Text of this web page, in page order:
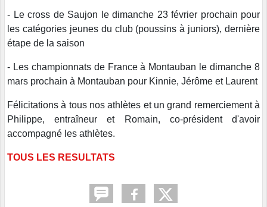
- Le cross de Saujon le dimanche 23 février prochain pour
les catégories jeunes du club (poussins à juniors), dernière
étape de la saison
- Les championnats de France à Montauban le dimanche 8
mars prochain à Montauban pour Kinnie, Jérôme et Laurent
Félicitations à tous nos athlètes et un grand remerciement à
Philippe, entraîneur et Romain, co-président d'avoir
accompagné les athlètes.
TOUS LES RESULTATS